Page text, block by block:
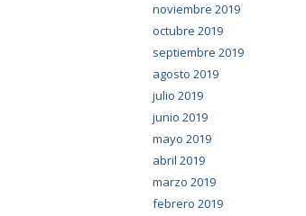
noviembre 2019
octubre 2019
septiembre 2019
agosto 2019
julio 2019
junio 2019
mayo 2019
abril 2019
marzo 2019
febrero 2019